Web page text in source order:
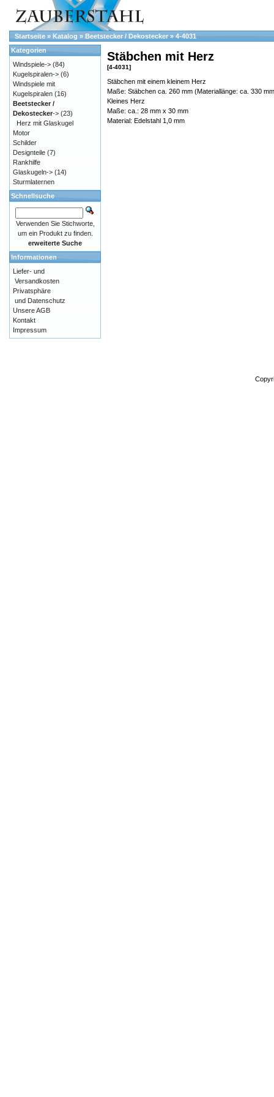
Startseite » Katalog » Beetstecker / Dekostecker» 4-4031
Stäbchen mit Herz
[4-4031]
Stäbchen mit einem kleinem Herz
Maße: Stäbchen ca. 260 mm (Materiallänge: ca. 330
Kleines Herz
Maße: ca.: 28 mm x 30 mm
Material: Edelstahl 1,0 mm
Kategorien
Windspiele-> (84)
Kugelspiralen-> (6)
Windspiele mit
Kugelspiralen (16)
Beetstecker /
Dekostecker-> (23)
Herz mit Glaskugel
Motor
Schilder
Designteile (7)
Rankhilfe
Glaskugeln-> (14)
Sturmlaternen
Schnellsuche
Verwenden Sie Stichworte,
um ein Produkt zu finden.
erweiterte Suche
Informationen
Liefer- und
Versandkosten
Privatsphäre
und Datenschutz
Unsere AGB
Kontakt
Impressum